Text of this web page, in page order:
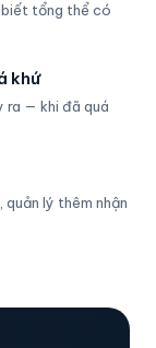
biết tổng thể có
khứ
ra — khi đã quá
quản lý thêm nhận